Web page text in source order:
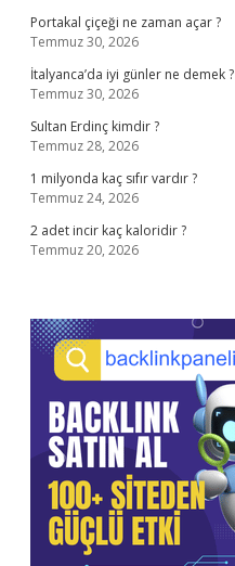
Portakal çiçeği ne zaman açar ?
Temmuz 30, 2026
İtalyanca’da iyi günler ne demek ?
Temmuz 30, 2026
Sultan Erdinç kimdir ?
Temmuz 28, 2026
1 milyonda kaç sıfır vardır ?
Temmuz 24, 2026
2 adet incir kaç kaloridir ?
Temmuz 20, 2026